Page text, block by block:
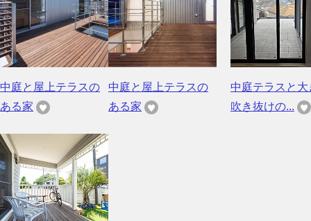
中庭と屋上テラスの
ある家
中庭と屋上テラスの
ある家
中庭テラスと大
吹き抜けの...